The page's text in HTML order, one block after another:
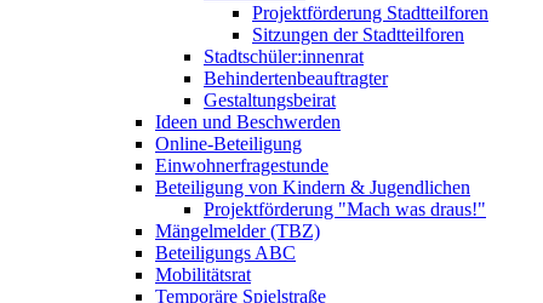
Projektförderung Stadtteilforen
Sitzungen der Stadtteilforen
Stadtschüler:innenrat
Behindertenbeauftragter
Gestaltungsbeirat
Ideen und Beschwerden
Online-Beteiligung
Einwohnerfragestunde
Beteiligung von Kindern & Jugendlichen
Projektförderung "Mach was draus!"
Mängelmelder (TBZ)
Beteiligungs ABC
Mobilitätsrat
Temporäre Spielstraße